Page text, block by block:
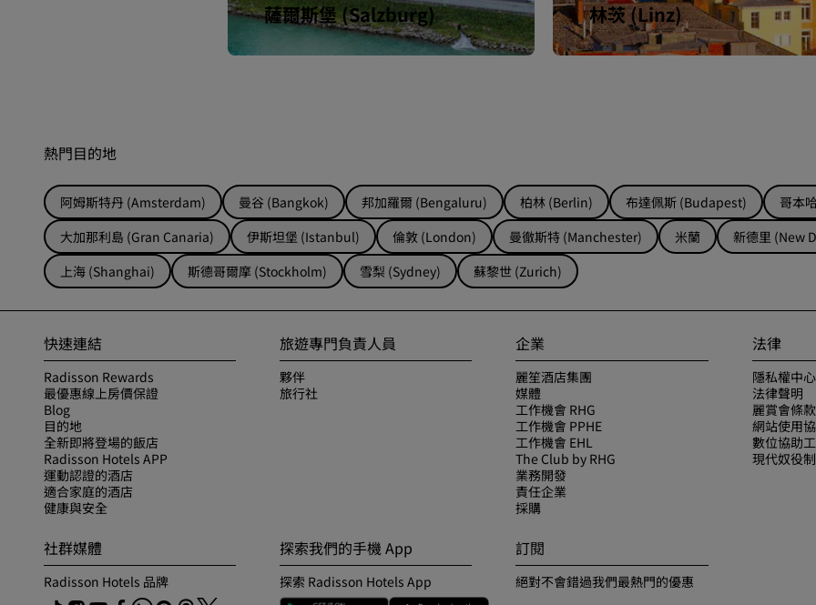
薩爾斯堡 (Salzburg) 林茨 (Linz)
熱門目的地
阿姆斯特丹 (Amsterdam) 曼谷 (Bangkok) 邦加羅爾 (Bengaluru) 柏林 (Berlin) 布達佩斯 (Budapest)
哥本
大加那利島 (Gran Canaria)
伊斯坦堡 (Istanbul) 倫敦 (London) 曼徹斯特 (Manchester) 米蘭
新德里 (New
上海 (Shanghai)
斯德哥爾摩 (Stockholm) 雪梨 (Sydney) 蘇黎世 (Zurich)
快速連結
Radisson Rewards
最優惠線上房價保證
Blog
目的地
全新即將登場的飯店
Radisson Hotels APP
運動認證的酒店
適合家庭的酒店
健康與安全
旅遊專門負責人員
夥伴
旅行社
企業
麗笙酒店集團
媒體
工作機會 RHG
工作機會 PPHE
工作機會 EHL
The Club by RHG
業務開發
責任企業
採購
法律
隱私權中心
法律聲明
麗賞會條
網站使用
數位協助
現代奴役
社群媒體
Radisson Hotels 品牌
探索我們的手機 App
探索 Radisson Hotels App
訂閱
絕對不會錯過我們最熱門的優惠